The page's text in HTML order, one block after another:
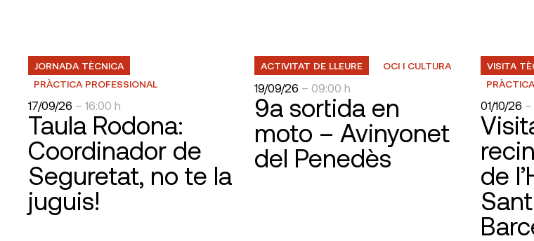
JORNADA TÈCNICA
PRÀCTICA PROFESSIONAL
17/09/26 – 16:00 h
Taula Rodona:
Coordinador de
Seguretat, no te la
juguis!
ACTIVITAT DE LLEURE OCI I CULTURA
19/09/26 – 09:00 h
9a sortida en
moto – Avinyonet
del Penedès
VISITA
01/10/26 –
de